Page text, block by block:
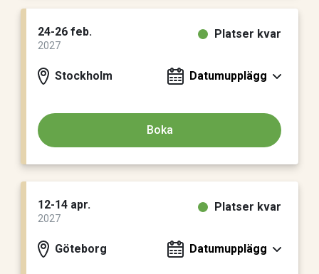
24-26 feb.
2027
Stockholm
Platser kvar
Datumupplägg
Boka
12-14 apr.
2027
Göteborg
Platser kvar
Datumupplägg